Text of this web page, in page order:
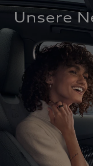
Unsere